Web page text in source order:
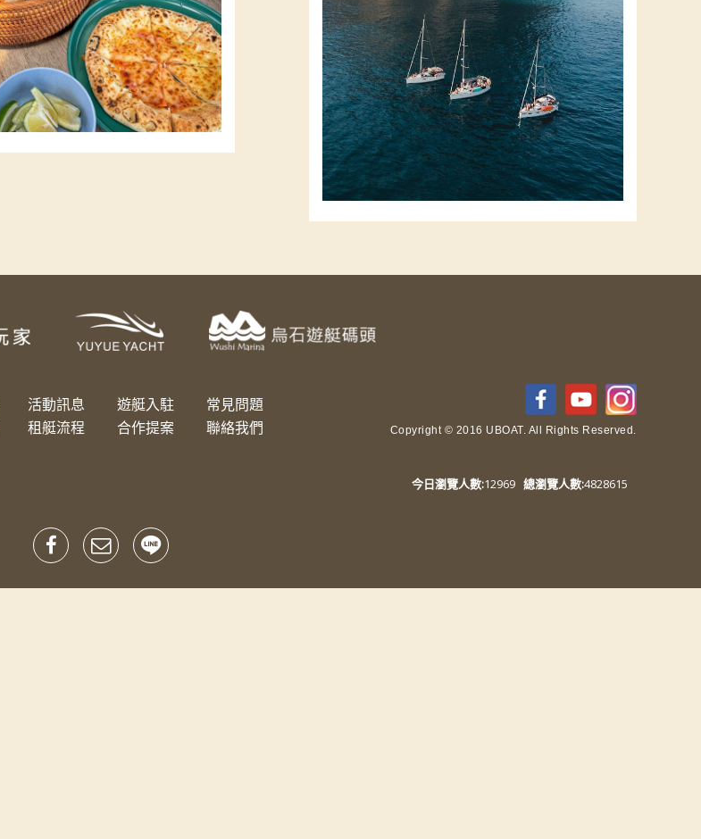
活動訊息
租艇流程
遊艇入駐
合作提案
常見問題
聯絡我們
Copyright © 2016 UBOAT. All Rights Reserved.
今日瀏覽人數:12969 總瀏覽人數:4828615